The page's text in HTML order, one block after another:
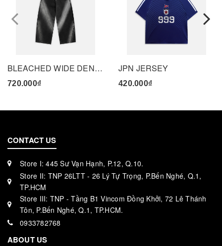
BLEACHED WIDE DENIM PANTS - BLACK
720.000₫
JPN JERSEY
420.000₫
prev
CONTACT US
Store I: 445 Sư Vạn Hạnh, P.12, Q.10.
Store II: TNP 26LTT - 26 Lý Tự Trọng, P.Bến Nghé, Q.1,
TP.HCM
Store III: TNP - Tầng B1 Vincom Đồng Khởi, 72 Lê Thánh
Tôn, P.Bến Nghé, Q.1, TP.HCM.
0933782768
ABOUT US